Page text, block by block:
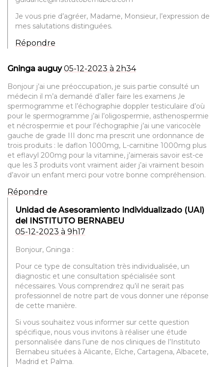
Je vous prie d’agréer, Madame, Monsieur, l’expression de
mes salutations distinguées.
Répondre
Gninga auguy 05-12-2023 à 2h34
Bonjour j’ai une préoccupation, je suis partie consulté un
médecin il m’a demandé d’aller faire les examens ,le
spermogramme et l’échographie doppler testiculaire d’où
pour le spermogramme j’ai l’oligospermie, asthenospermie
et nécrospermie et pour l’échographie j’ai une varicocèle
gauche de grade III donc ma prescrit une ordonnance de
trois produits : le daflon 1000mg, L-carnitine 1000mg plus
et eflavyl 200mg pour la vitamine, j’aimerais savoir est-ce
que les 3 produits vont vraiment aider j’ai vraiment besoin
d’avoir un enfant merci pour votre bonne compréhension.
Répondre
Unidad de Asesoramiento Individualizado (UAI)
del INSTITUTO BERNABEU
05-12-2023 à 9h17
Bonjour, Gninga :
Pour ce type de consultation très individualisée, un
diagnostic et une consultation spécialisée sont
nécessaires. Vous comprendrez qu’il ne serait pas
professionnel de notre part de vous donner une réponse
de cette manière.
Si vous souhaitez vous informer sur cette question
spécifique, nous vous invitons à réaliser une étude
personnalisée dans l’une de nos cliniques de l’Instituto
Bernabeu situées à Alicante, Elche, Cartagena, Albacete,
Madrid et Palma.